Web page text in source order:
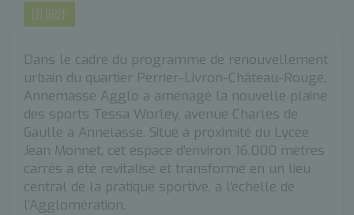
EN BREF
Dans le cadre du programme de renouvellement
urbain du quartier Perrier-Livron-Château-Rouge,
Annemasse Agglo a aménagé la nouvelle plaine
des sports Tessa Worley, avenue Charles de
Gaulle à Annelasse. Situé à proximité du Lycée
Jean Monnet, cet espace d’environ 16.000 mètres
carrés a été revitalisé et transformé en un lieu
central de la pratique sportive, à l’échelle de
l’Agglomération.